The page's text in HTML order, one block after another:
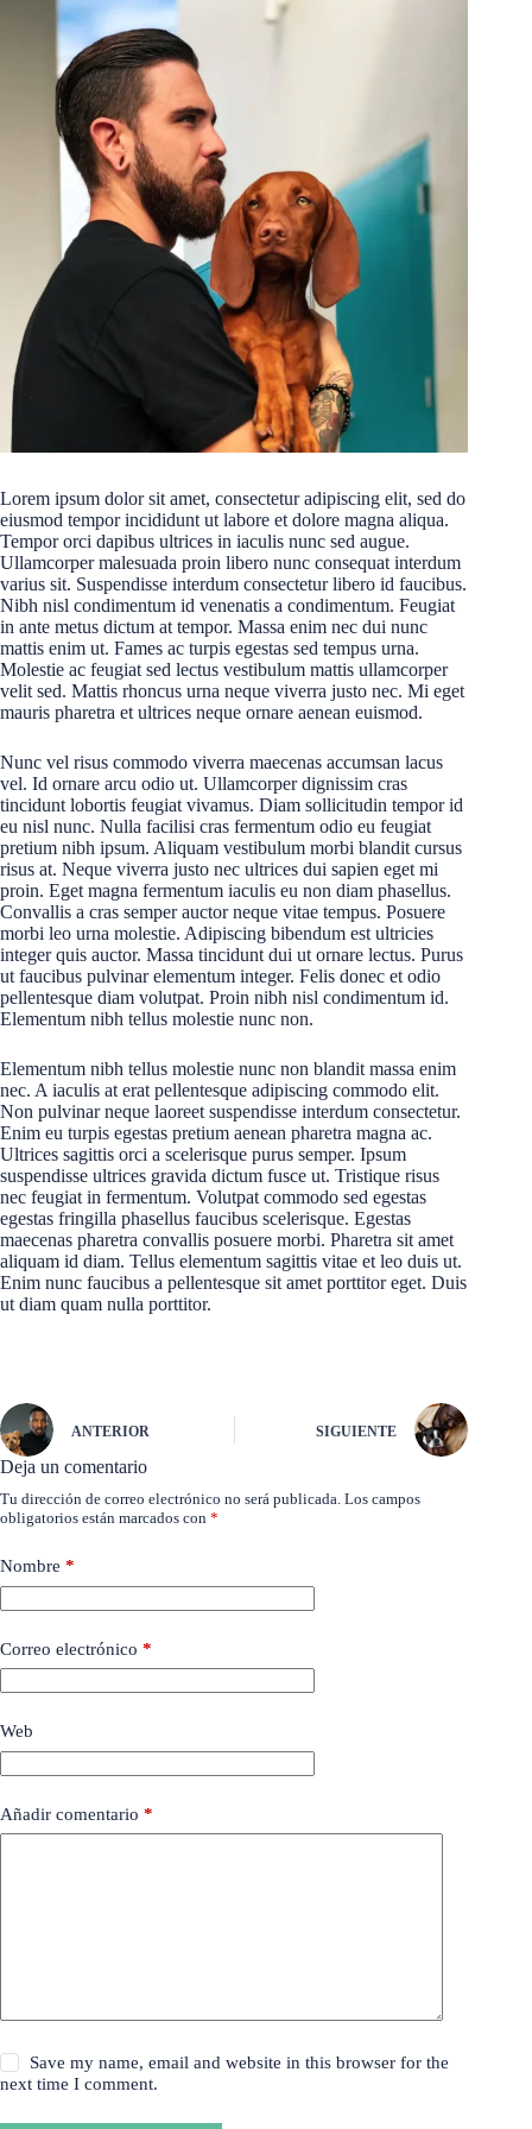
Lorem ipsum dolor sit amet, consectetur adipiscing elit, sed do
eiusmod tempor incididunt ut labore et dolore magna aliqua.
Tempor orci dapibus ultrices in iaculis nunc sed augue.
Ullamcorper malesuada proin libero nunc consequat interdum
varius sit. Suspendisse interdum consectetur libero id faucibus.
Nibh nisl condimentum id venenatis a condimentum. Feugiat
in ante metus dictum at tempor. Massa enim nec dui nunc
mattis enim ut. Fames ac turpis egestas sed tempus urna.
Molestie ac feugiat sed lectus vestibulum mattis ullamcorper
velit sed. Mattis rhoncus urna neque viverra justo nec. Mi eget
mauris pharetra et ultrices neque ornare aenean euismod.
Nunc vel risus commodo viverra maecenas accumsan lacus
vel. Id ornare arcu odio ut. Ullamcorper dignissim cras
tincidunt lobortis feugiat vivamus. Diam sollicitudin tempor id
eu nisl nunc. Nulla facilisi cras fermentum odio eu feugiat
pretium nibh ipsum. Aliquam vestibulum morbi blandit cursus
risus at. Neque viverra justo nec ultrices dui sapien eget mi
proin. Eget magna fermentum iaculis eu non diam phasellus.
Convallis a cras semper auctor neque vitae tempus. Posuere
morbi leo urna molestie. Adipiscing bibendum est ultricies
integer quis auctor. Massa tincidunt dui ut ornare lectus. Purus
ut faucibus pulvinar elementum integer. Felis donec et odio
pellentesque diam volutpat. Proin nibh nisl condimentum id.
Elementum nibh tellus molestie nunc non.
Elementum nibh tellus molestie nunc non blandit massa enim
nec. A iaculis at erat pellentesque adipiscing commodo elit.
Non pulvinar neque laoreet suspendisse interdum consectetur.
Enim eu turpis egestas pretium aenean pharetra magna ac.
Ultrices sagittis orci a scelerisque purus semper. Ipsum
suspendisse ultrices gravida dictum fusce ut. Tristique risus
nec feugiat in fermentum. Volutpat commodo sed egestas
egestas fringilla phasellus faucibus scelerisque. Egestas
maecenas pharetra convallis posuere morbi. Pharetra sit amet
aliquam id diam. Tellus elementum sagittis vitae et leo duis ut.
Enim nunc faucibus a pellentesque sit amet porttitor eget. Duis
ut diam quam nulla porttitor.
ANTERIOR SIGUIENTE
Deja un comentario
Tu dirección de correo electrónico no será publicada. Los campos
obligatorios están marcados con *
Nombre *
Correo electrónico *
Web
Añadir comentario *
Save my name, email and website in this browser for the
next time I comment.